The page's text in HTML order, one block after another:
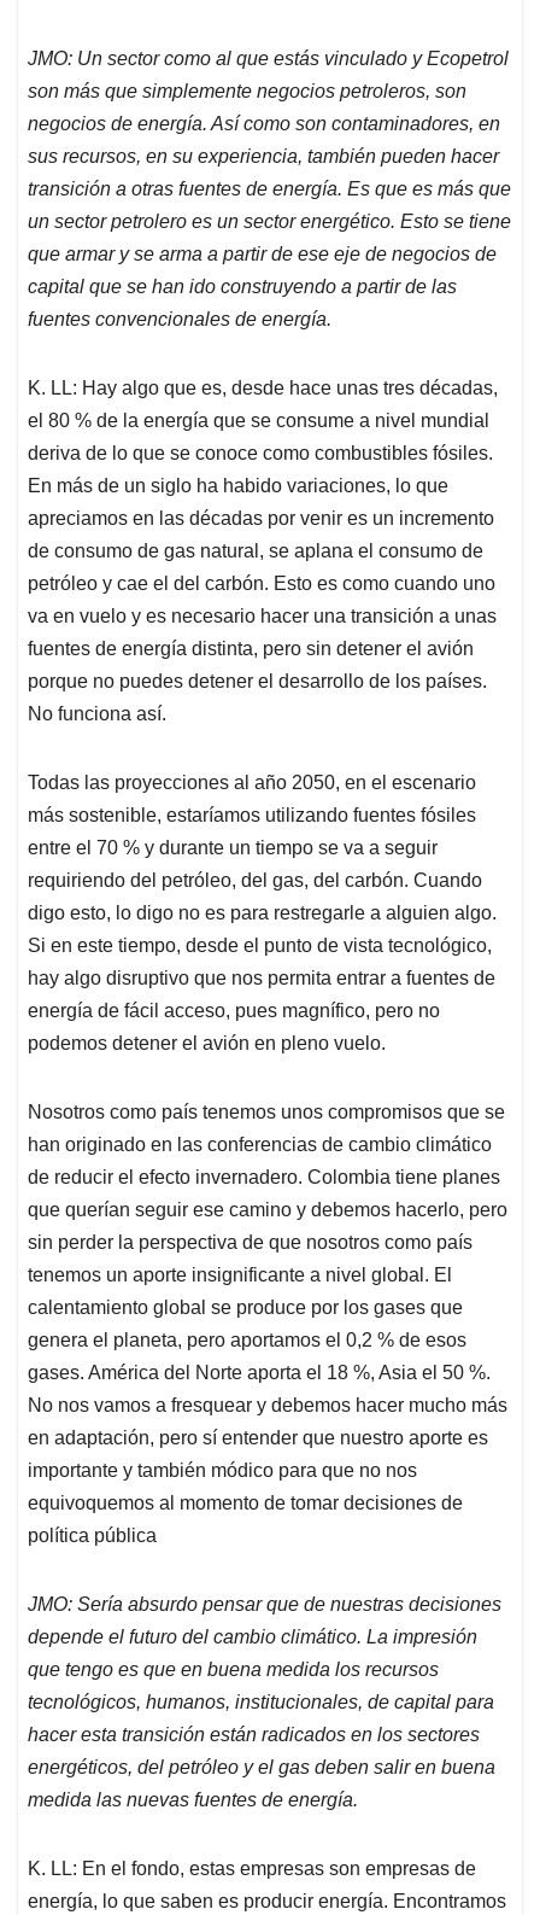
JMO: Un sector como al que estás vinculado y Ecopetrol
son más que simplemente negocios petroleros, son
negocios de energía. Así como son contaminadores, en
sus recursos, en su experiencia, también pueden hacer
transición a otras fuentes de energía. Es que es más que
un sector petrolero es un sector energético. Esto se tiene
que armar y se arma a partir de ese eje de negocios de
capital que se han ido construyendo a partir de las
fuentes convencionales de energía.
K. LL: Hay algo que es, desde hace unas tres décadas,
el 80 % de la energía que se consume a nivel mundial
deriva de lo que se conoce como combustibles fósiles.
En más de un siglo ha habido variaciones, lo que
apreciamos en las décadas por venir es un incremento
de consumo de gas natural, se aplana el consumo de
petróleo y cae el del carbón. Esto es como cuando uno
va en vuelo y es necesario hacer una transición a unas
fuentes de energía distinta, pero sin detener el avión
porque no puedes detener el desarrollo de los países.
No funciona así.
Todas las proyecciones al año 2050, en el escenario
más sostenible, estaríamos utilizando fuentes fósiles
entre el 70 % y durante un tiempo se va a seguir
requiriendo del petróleo, del gas, del carbón. Cuando
digo esto, lo digo no es para restregarle a alguien algo.
Si en este tiempo, desde el punto de vista tecnológico,
hay algo disruptivo que nos permita entrar a fuentes de
energía de fácil acceso, pues magnífico, pero no
podemos detener el avión en pleno vuelo.
Nosotros como país tenemos unos compromisos que se
han originado en las conferencias de cambio climático
de reducir el efecto invernadero. Colombia tiene planes
que querían seguir ese camino y debemos hacerlo, pero
sin perder la perspectiva de que nosotros como país
tenemos un aporte insignificante a nivel global. El
calentamiento global se produce por los gases que
genera el planeta, pero aportamos el 0,2 % de esos
gases. América del Norte aporta el 18 %, Asia el 50 %.
No nos vamos a fresquear y debemos hacer mucho más
en adaptación, pero sí entender que nuestro aporte es
importante y también módico para que no nos
equivoquemos al momento de tomar decisiones de
política pública
JMO: Sería absurdo pensar que de nuestras decisiones
depende el futuro del cambio climático. La impresión
que tengo es que en buena medida los recursos
tecnológicos, humanos, institucionales, de capital para
hacer esta transición están radicados en los sectores
energéticos, del petróleo y el gas deben salir en buena
medida las nuevas fuentes de energía.
K. LL: En el fondo, estas empresas son empresas de
energía, lo que saben es producir energía. Encontramos